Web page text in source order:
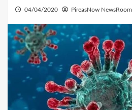
04/04/2020 PireasNow NewsRoom